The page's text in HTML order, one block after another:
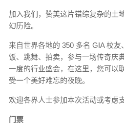
加入我们，赞美这片错综复杂的土
幻历险。
来自世界各地的 350 多名 GIA 校
饭、跳舞、拍卖，参与一场传奇庆
一度的行业盛会，在这里，您可以
受一个美好难忘的夜晚。
欢迎各界人士参加本次活动或考虑
门票